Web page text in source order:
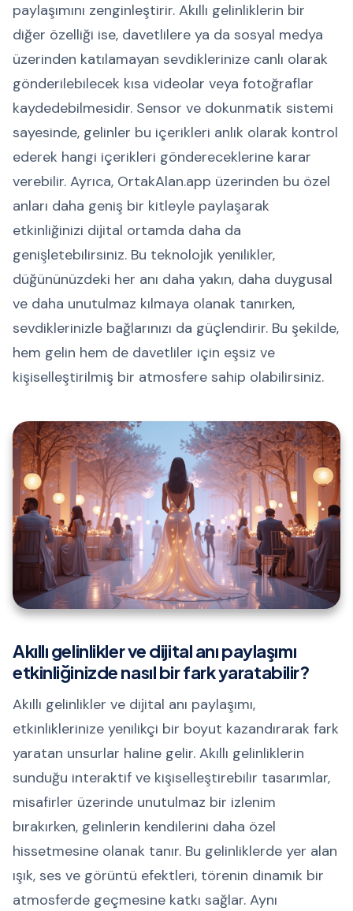
paylaşımını zenginleştirir. Akıllı gelinliklerin bir
diğer özelliği ise, davetlilere ya da sosyal medya
üzerinden katılamayan sevdiklerinize canlı olarak
gönderilebilecek kısa videolar veya fotoğraflar
kaydedebilmesidir. Sensor ve dokunmatik sistemi
sayesinde, gelinler bu içerikleri anlık olarak kontrol
ederek hangi içerikleri göndereceklerine karar
verebilir. Ayrıca, OrtakAlan.app üzerinden bu özel
anları daha geniş bir kitleyle paylaşarak
etkinliğinizi dijital ortamda daha da
genişletebilirsiniz. Bu teknolojik yenilikler,
düğününüzdeki her anı daha yakın, daha duygusal
ve daha unutulmaz kılmaya olanak tanırken,
sevdiklerinizle bağlarınızı da güçlendirir. Bu şekilde,
hem gelin hem de davetliler için eşsiz ve
kişiselleştirilmiş bir atmosfere sahip olabilirsiniz.
Akıllı gelinlikler ve dijital anı paylaşımı
etkinliğinizde nasıl bir fark yaratabilir?
Akıllı gelinlikler ve dijital anı paylaşımı,
etkinliklerinize yenilikçi bir boyut kazandırarak fark
yaratan unsurlar haline gelir. Akıllı gelinliklerin
sunduğu interaktif ve kişiselleştirebilir tasarımlar,
misafirler üzerinde unutulmaz bir izlenim
bırakırken, gelinlerin kendilerini daha özel
hissetmesine olanak tanır. Bu gelinliklerde yer alan
ışık, ses ve görüntü efektleri, törenin dinamik bir
atmosferde geçmesine katkı sağlar. Aynı